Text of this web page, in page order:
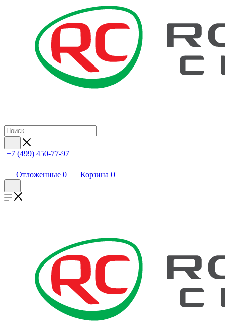
+7 (499) 450-77-97
Отложенные 0 Корзина 0